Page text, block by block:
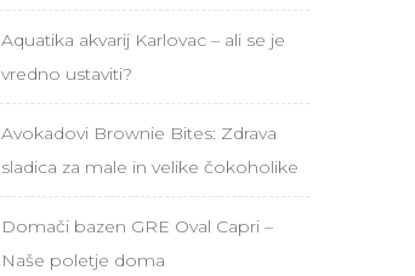
Aquatika akvarij Karlovac – ali se je
vredno ustaviti?
Avokadovi Brownie Bites: Zdrava
sladica za male in velike čokoholike
Domači bazen GRE Oval Capri –
Naše poletje doma